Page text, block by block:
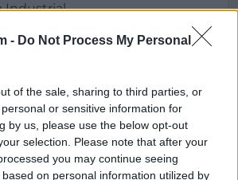
- Do Not Process My Personal
of the sale, sharing to third parties, or
or sensitive information for
by us, please use the below opt-out
selection. Please note that after your
you may continue seeing
on personal information utilized by
Industrial
Industriales:
- Desmontes y Movimientos